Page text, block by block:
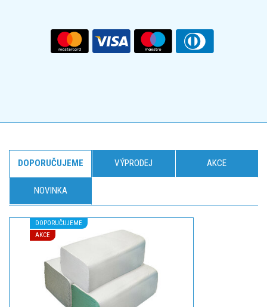
DOPORUČUJEME VÝPRODEJ AKCE
NOVINKA
DOPORUČUJEME
AKCE